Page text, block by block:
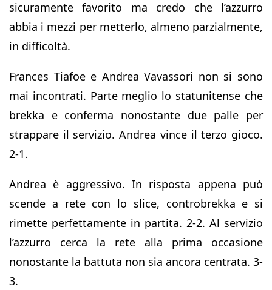
sicuramente favorito ma credo che l’azzurro
abbia i mezzi per metterlo, almeno parzialmente,
in difficoltà.
Frances Tiafoe e Andrea Vavassori non si sono
mai incontrati. Parte meglio lo statunitense che
brekka e conferma nonostante due palle per
strappare il servizio. Andrea vince il terzo gioco.
2-1.
Andrea è aggressivo. In risposta appena può
scende a rete con lo slice, controbrekka e si
rimette perfettamente in partita. 2-2. Al servizio
l’azzurro cerca la rete alla prima occasione
nonostante la battuta non sia ancora centrata. 3-
3.